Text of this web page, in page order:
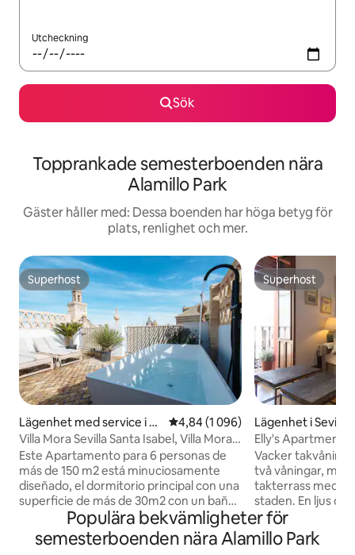
Utcheckning
Sök
Topprankade semesterboenden nära
Alamillo Park
Gäster håller med: Dessa boenden har höga betyg för
plats, renlighet och mer.
Superhost
Superhost
Lägenhet med service i Se
villa
4,84 av 5 i genomsnittligt betyg,
4,84 (1 096)
Villa Mora Sevilla Santa Isabel, Villa Mora
Dúp ...
Este Apartamento para 6 personas de
más de 150 m2 está minuciosamente
diseñado, el dormitorio principal con una
superficie de más de 30m2 con un baño
muy original integrado y los otros 2 de al
menos 15 m2. Piso exclusivo, ha sido
conceptualizado con un estilo moderno,
Superhost
Superhost
Lägenhet i Sevilla
Elly's
dubbelsäng och...
Vacker takvåning
två våningar,
takterrass med
staden. En ljus och stor lägenhet över
två våningar med
mirador. Beläget
en vacker c19th
Populära bekvämligheter för
semesterboenden nära Alamillo Park